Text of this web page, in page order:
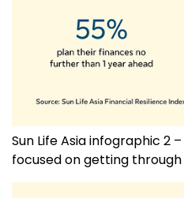
Sun Life Asia infographic 2
focused on getting